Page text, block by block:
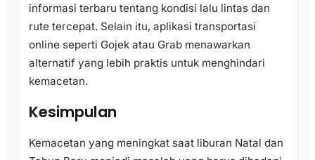
informasi terbaru tentang kondisi lalu lintas dan
rute tercepat. Selain itu, aplikasi transportasi
online seperti Gojek atau Grab menawarkan
alternatif yang lebih praktis untuk menghindari
kemacetan.
Kesimpulan
Kemacetan yang meningkat saat liburan Natal dan